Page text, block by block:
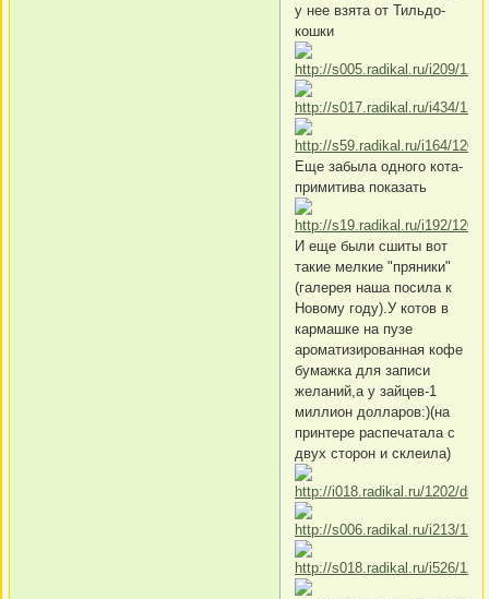
у нее взята от Тильдо-
кошки
Еще забыла одного кота-
примитива показать
И еще были сшиты вот
такие мелкие "пряники"
(галерея наша посила к
Новому году).У котов в
кармашке на пузе
ароматизированная кофе
бумажка для записи
желаний,а у зайцев-1
миллион долларов:)(на
принтере распечатала с
двух сторон и склеила)